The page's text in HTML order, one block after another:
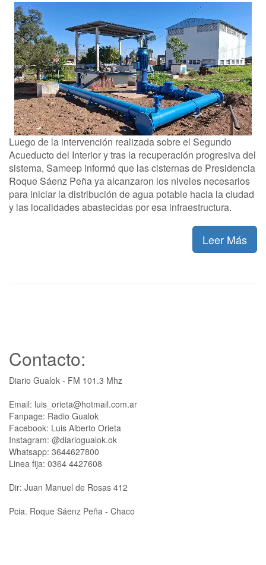
Luego de la intervención realizada sobre el Segundo
Acueducto del Interior y tras la recuperación progresiva del
sistema, Sameep informó que las cisternas de Presidencia
Roque Sáenz Peña ya alcanzaron los niveles necesarios
para iniciar la distribución de agua potable hacia la ciudad
y las localidades abastecidas por esa infraestructura.
Leer Más
Contacto:
Diario Gualok - FM 101.3 Mhz
Email: luis_orieta@hotmail.com.ar
Fanpage: Radio Gualok
Facebook: Luis Alberto Orieta
Instagram: @diariogualok.ok
Whatsapp: 3644627800
Linea fija: 0364 4427608
Dir: Juan Manuel de Rosas 412
Pcia. Roque Sáenz Peña - Chaco